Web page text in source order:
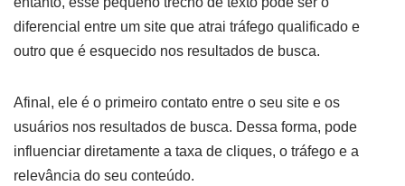
diferencial entre um site que atrai tráfego qualificado e
outro que é esquecido nos resultados de busca.
Afinal, ele é o primeiro contato entre o seu site e os
usuários nos resultados de busca. Dessa forma, pode
influenciar diretamente a taxa de cliques, o tráfego e a
relevância do seu conteúdo.